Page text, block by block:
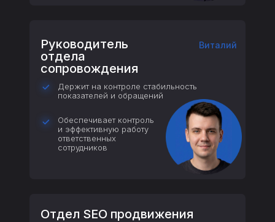
Виталий
Руководитель
отдела
сопровождения
Отдел SEO продвижения
Держит на контроле стабильность
показателей и обращений
Обеспечивает контроль
и эффективную работу
ответственных
сотрудников